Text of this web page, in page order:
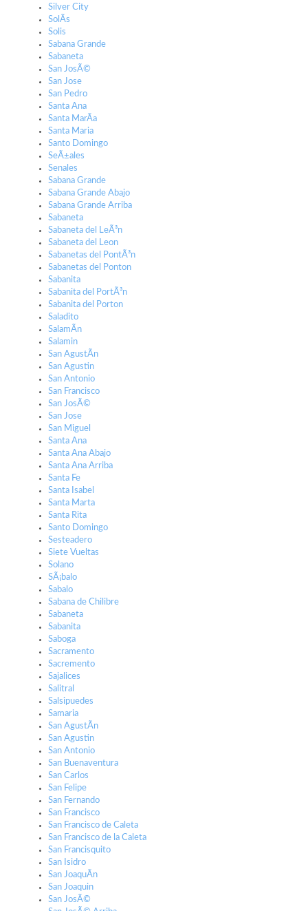
Silver City
SolÃ­s
Solis
Sabana Grande
Sabaneta
San JosÃ©
San Jose
San Pedro
Santa Ana
Santa MarÃ­a
Santa Maria
Santo Domingo
SeÃ±ales
Senales
Sabana Grande
Sabana Grande Abajo
Sabana Grande Arriba
Sabaneta
Sabaneta del LeÃ³n
Sabaneta del Leon
Sabanetas del PontÃ³n
Sabanetas del Ponton
Sabanita
Sabanita del PortÃ³n
Sabanita del Porton
Saladito
SalamÃ­n
Salamin
San AgustÃ­n
San Agustin
San Antonio
San Francisco
San JosÃ©
San Jose
San Miguel
Santa Ana
Santa Ana Abajo
Santa Ana Arriba
Santa Fe
Santa Isabel
Santa Marta
Santa Rita
Santo Domingo
Sesteadero
Siete Vueltas
Solano
SÃ¡balo
Sabalo
Sabana de Chilibre
Sabaneta
Sabanita
Saboga
Sacramento
Sacremento
Sajalices
Salitral
Salsipuedes
Samaria
San AgustÃ­n
San Agustin
San Antonio
San Buenaventura
San Carlos
San Felipe
San Fernando
San Francisco
San Francisco de Caleta
San Francisco de la Caleta
San Francisquito
San Isidro
San JoaquÃ­n
San Joaquin
San JosÃ©